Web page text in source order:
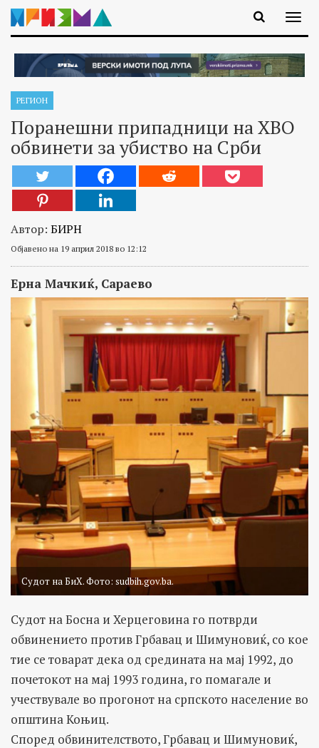
РЕГИОН
Поранешни припадници на ХВО
обвинети за убиство на Срби
Автор: БИРН
Објавено на 19 април 2018 во 12:12
Ерна Мачкиќ, Сараево
Судот на БиХ. Фото: sudbih.gov.ba.
Судот на Босна и Херцеговина го потврди
обвинението против Грбавац и Шимуновиќ, со кое
тие се товарат дека од средината на мај 1992, до
почетокот на мај 1993 година, го помагале и
учествувале во прогонот на српското население во
општина Коњиц.
Според обвинителството, Грбавац и Шимуновиќ,